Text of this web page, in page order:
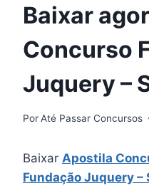
Baixar
Concurso
Juquery –
PorAté Passar Concursos
Baixar Apostila
Fundação Juquery –